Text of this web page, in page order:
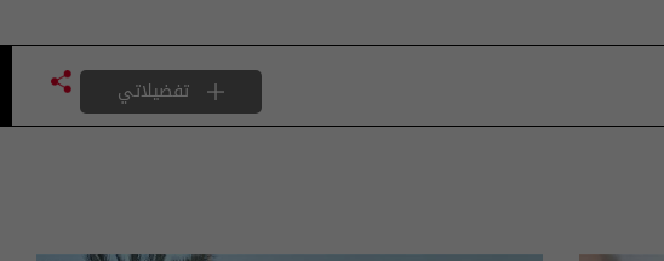
تفضيلاتي